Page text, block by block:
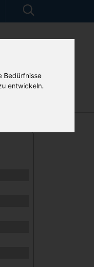
Bedürfnisse
entwickeln.